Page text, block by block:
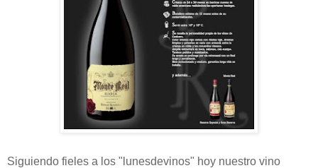
Siguiendo fieles a los " lunesdevinos" hoy nuestro vino